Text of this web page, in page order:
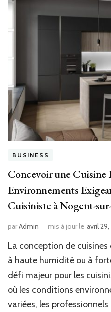
BUSINESS
Concevoir une Cuisine
Environnements
Cuisiniste à Nogent-
parAdmin mis à jour le avril
La conception de
à haute humidité ou à
défi majeur pour les
où les conditions
variées, les